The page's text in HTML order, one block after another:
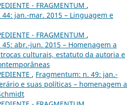
- FRAGMENTUM ,
jan.-mar. 2015 – Linguagem e
- FRAGMENTUM ,
abr.-jun. 2015 – Homenagem a
trocas culturais, estatuto da autoria e
, Fragmentum: n. 49: jan.-
e suas políticas – homenagem a